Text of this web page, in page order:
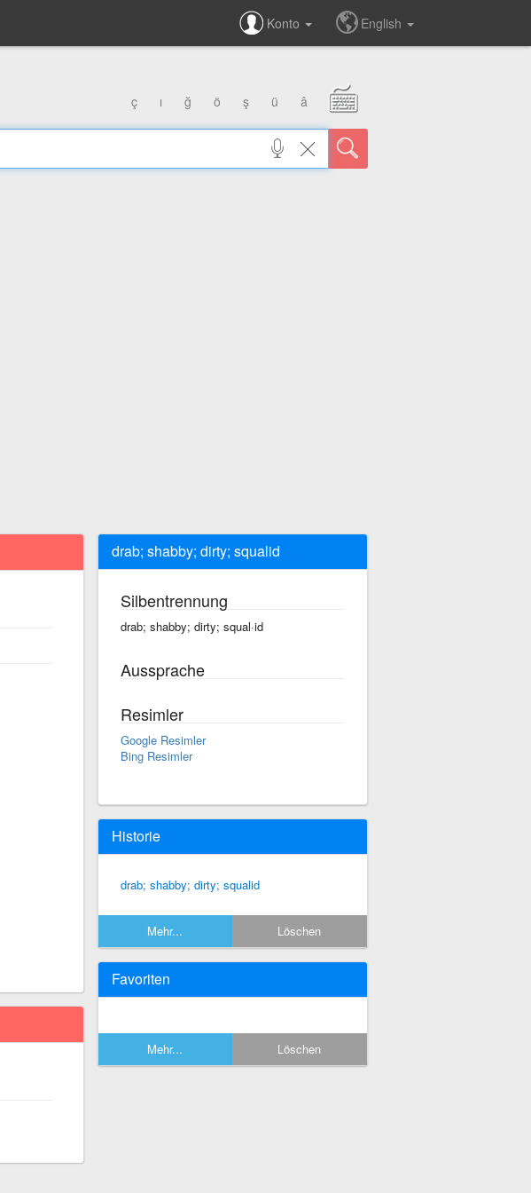
Konto English
ç ı ğ ö ş ü â
drab; shabby; dirty; squalid
Silbentrennung
drab; shabby; dirty; squal·id
Aussprache
Resimler
Google Resimler
Bing Resimler
Historie
drab; shabby; dirty; squalid
Mehr... Löschen
Favoriten
Mehr... Löschen